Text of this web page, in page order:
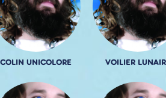
COLIN UNICOLORE VOILIER